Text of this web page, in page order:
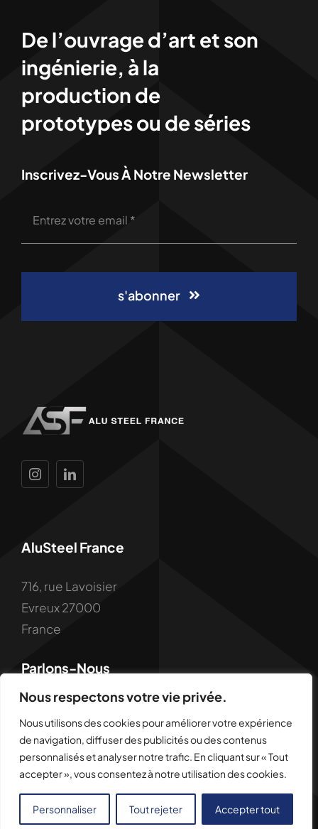
Nous respectons votre vie privée.
Nous utilisons des cookies pour améliorer votre expérience
de navigation, diffuser des publicités ou des contenus
personnalisés et analyser notre trafic. En cliquant sur « Tout
accepter », vous consentez à notre utilisation des cookies.
Personnaliser Tout rejeter Accepter tout
De l’ouvrage d’art et son
ingénierie, à la
production de
prototypes ou de séries
Inscrivez-Vous À Notre Newsletter
s'abonner
AluSteel France
716, rue Lavoisier
Evreux 27000
France
Parlons-Nous
© 1990 - 2026 Alu Steel France • Tous droits réservés •
Mentions légales•Politique de confidentialité